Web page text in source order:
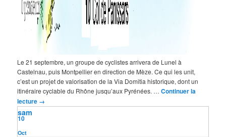
Le 21 septembre, un groupe de cyclistes arrivera de Lunel à
Castelnau, puis Montpellier en direction de Mèze. Ce qui les unit,
c’est un projet de valorisation de la Via Domitia historique, dont un
itinéraire cyclable du Rhône jusqu’aux Pyrénées. …Continuer la
lecture →
Oct
10
sam